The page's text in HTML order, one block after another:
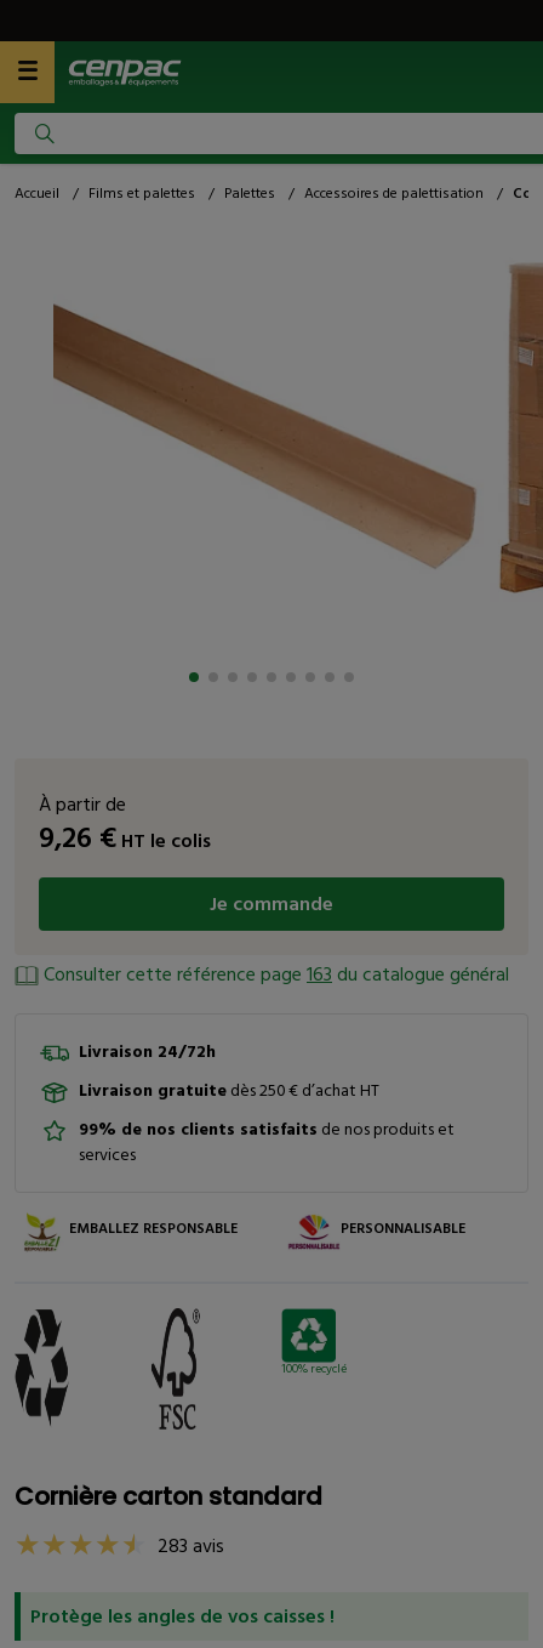
Accueil / Films et palettes / Palettes / Accessoires de palettisation /
Cornière carton standard
283 avis
Protège les angles de vos caisses !
À partir de
9,26 €HT le colis
Je commande
Consulter cette référence page163du catalogue général
Livraison 24/72h
Livraison gratuitedès 250 € d’achat HT
99% de nos clients satisfaits de nos produits et
services
EMBALLEZ RESPONSABLE PERSONNALISABLE
100% recyclé